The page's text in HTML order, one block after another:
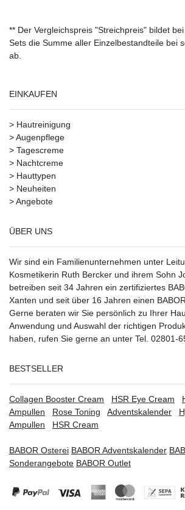
** Der Vergleichspreis "Streichpreis" bildet
Sets die Summe aller Einzelbestandteile bei
ab.
EINKAUFEN
> Hautreinigung
>Augenpflege
> Tagescreme
> Nachtcreme
> Hauttypen
> Neuheiten
>Angebote
ÜBER UNS
Wir sind ein Familienunternehmen unter
Kosmetikerin Ruth Bercker und ihrem Sohn
betreiben seit 34 Jahren ein zertifiziertes
Xanten und seit über 16 Jahren einen
Gerne beraten wir Sie persönlich zu Ihrer
Anwendung und Auswahl der richtigen
haben, rufen Sie gerne an unter Tel. 02801-
BESTSELLER
Collagen Booster Cream HSR Eye Cream
Ampullen
Rose Toning Adventskalender
Ampullen
HSR Cream
BABOR Osterei BABOR Adventskalender
Sonderangebote BABOR Outlet